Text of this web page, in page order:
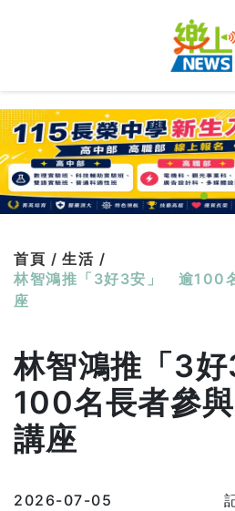
首頁 / 生活 /
林智鴻推「3好3安」 逾100
座
林智鴻推「3
100名長者參
講座
2026-07-05